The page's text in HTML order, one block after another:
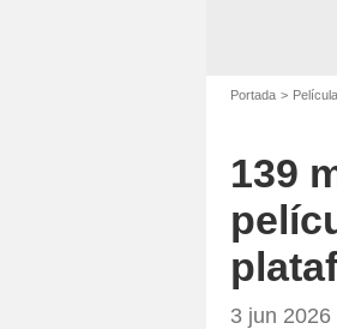
Portada
139
3 jun